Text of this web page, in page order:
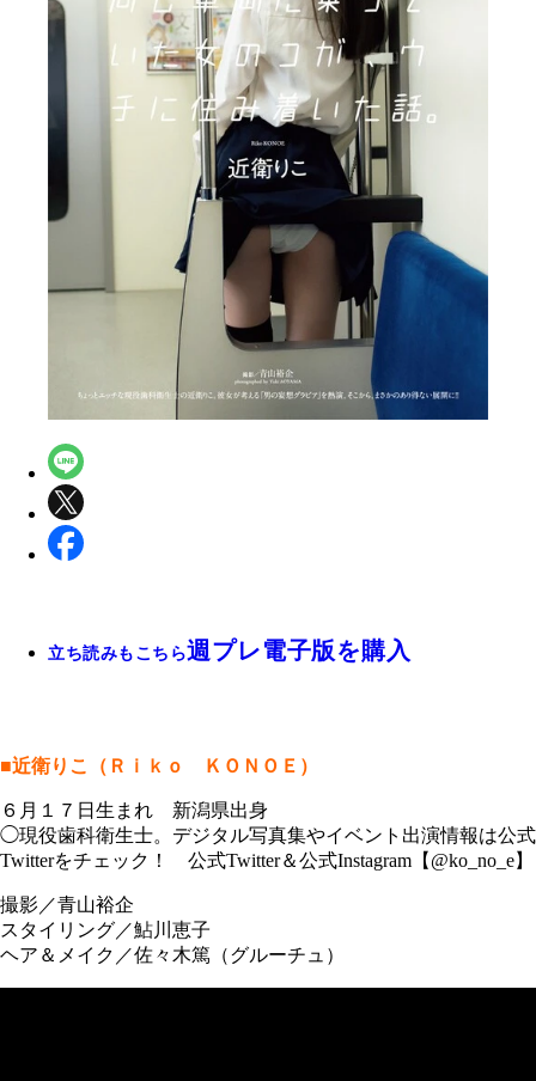
立ち読みもこちら週プレ電子版を購入
■近衛りこ（Ｒｉｋｏ ＫＯＮＯＥ）
６月１７日生まれ 新潟県出身
◯現役歯科衛生士。デジタル写真集やイベント出演情報は公式
Twitterをチェック！ 公式Twitter＆公式Instagram【@ko_no_e】
撮影／青山裕企
スタイリング／鮎川恵子
ヘア＆メイク／佐々木篤（グルーチュ）